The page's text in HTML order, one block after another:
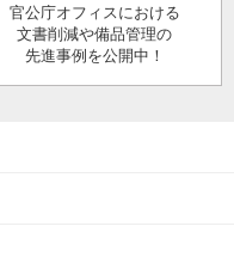
官公庁オフィスにおける
文書削減や備品管理の
先進事例を公開中！